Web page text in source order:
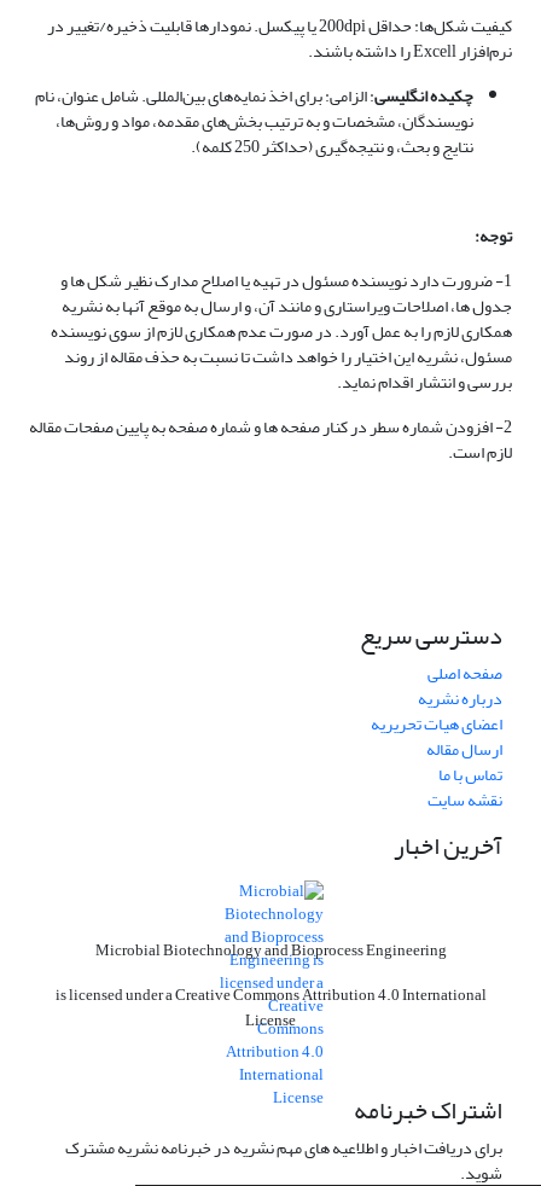
کیفیت شکل‌ها: حداقل 200dpi یا پیکسل. نمودارها قابلیت ذخیره/تغییر در
نرم‌افزار Excell را داشته باشند.
چکیده انگلیسی: الزامی: برای اخذ نمایه‌های بین‌المللی. شامل عنوان، نام
نویسندگان، مشخصات و به ترتیب بخش‌های مقدمه، مواد و روش‌ها،
نتایج و بحث، و نتیجه‌گیری (حداکثر 250 کلمه).
توجه:
1- ضرورت دارد نویسنده مسئول در تهیه یا اصلاح مدارک نظیر شکل ها و
جدول ها، اصلاحات ویراستاری و مانند آن، و ارسال به موقع آنها به نشریه
همکاری لازم را به عمل آورد. در صورت عدم همکاری لازم از سوی نویسنده
مسئول، نشریه این اختیار را خواهد داشت تا نسبت به حذف مقاله از روند
بررسی و انتشار اقدام نماید.
2- افزودن شماره سطر در کنار صفحه ها و شماره صفحه به پایین صفحات مقاله
لازم است.
دسترسی سریع
صفحه اصلی
درباره نشریه
اعضای هیات تحریریه
ارسال مقاله
تماس با ما
نقشه سایت
آخرین اخبار
Microbial Biotechnology and Bioprocess Engineering
is licensed under a Creative Commons Attribution 4.0 International
License
اشتراک خبرنامه
برای دریافت اخبار و اطلاعیه های مهم نشریه در خبرنامه نشریه مشترک
شوید.